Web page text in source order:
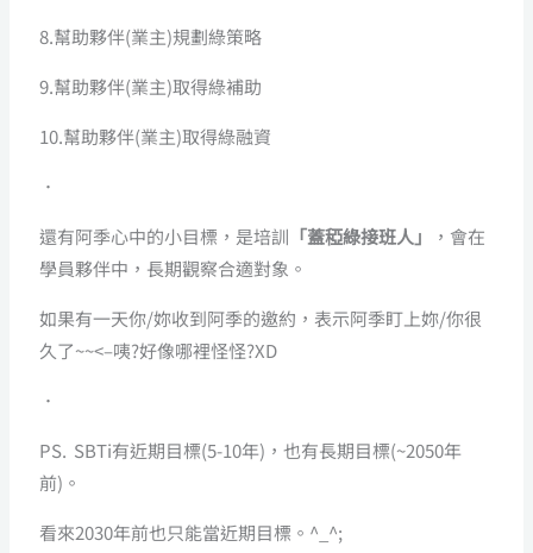
8.幫助夥伴(業主)規劃綠策略
9.幫助夥伴(業主)取得綠補助
10.幫助夥伴(業主)取得綠融資
．
還有阿季心中的小目標，是培訓 「蓋稏綠接班人」
，會在
學員夥伴中，長期觀察合適對象。
如果有一天你/妳收到阿季的邀約，表示阿季盯上妳/你很
久了~~<–咦?好像哪裡怪怪?XD
．
PS. SBTi有近期目標(5-10年)，也有長期目標(~2050年
前)。
看來2030年前也只能當近期目標。^_^;